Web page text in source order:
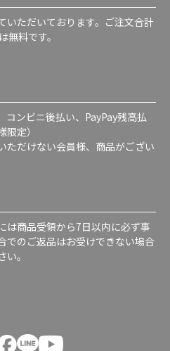
いただいております。ご注文合計
料です。
コンビニ後払い、PayPay残高払
定）
だけない会員様、商品がござい
は商品受領から7日以内に必ず事
でのご返品はお受けできない場合
。